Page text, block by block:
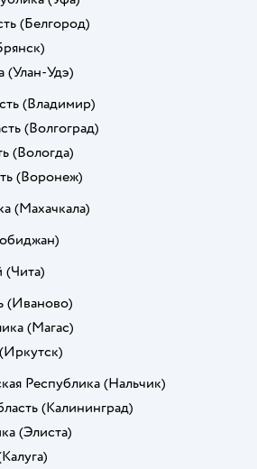
(Белгород)
(Улан-Удэ)
(Владимир)
(Волгоград)
(Вологда)
(Воронеж)
(Махачкала)
(Чита)
(Иваново)
(Магас)
(Иркутск)
Республика (Нальчик)
(Калининград)
(Элиста)